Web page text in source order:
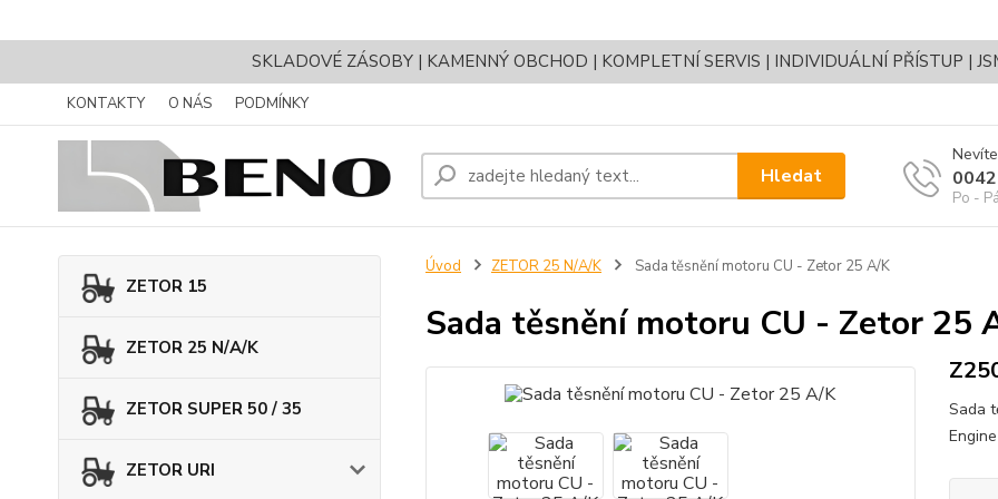
SKLADOVÉ ZÁSOBY | KAMENNÝ OBCHOD | KOMPLETNÍ SERVIS | INDIVIDUÁLNÍ PŘÍSTUP |
KONTAKTY O NÁS PODMÍNKY
Hledat
Po -
ZETOR 15
ZETOR 25 N/A/K
ZETOR SUPER 50 / 35
ZETOR URI
Úvod ZETOR 25 N/A/K Sada těsnění motoru CU - Zetor 25 A/K
Sada těsnění motoru CU - Zetor 25
Sada